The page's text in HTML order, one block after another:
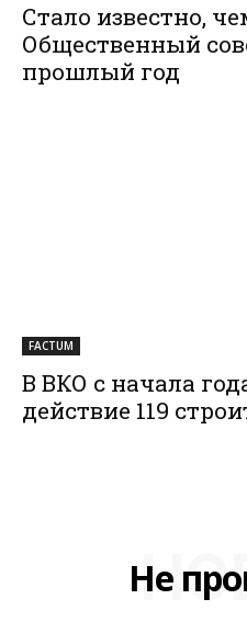
Стало известно,
Общественный
прошлый год
FACTUM
В ВКО с начала
действие 119
Не